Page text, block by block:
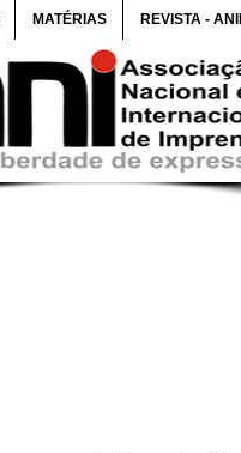
MATÉRIAS REVISTA -